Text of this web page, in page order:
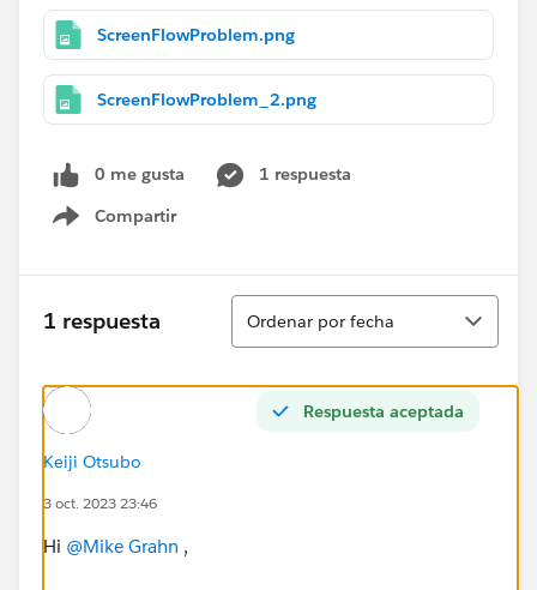
ScreenFlowProblem.png
ScreenFlowProblem_2.png
0 me gusta
1 respuesta
Compartir
Show menu
1 respuesta
Ordenar
Ordenar por fecha
Respuesta aceptada
Keiji Otsubo
3 oct. 2023 23:46
Hi @Mike Grahn ,